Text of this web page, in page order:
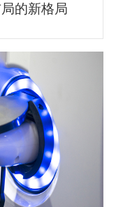
的新格局